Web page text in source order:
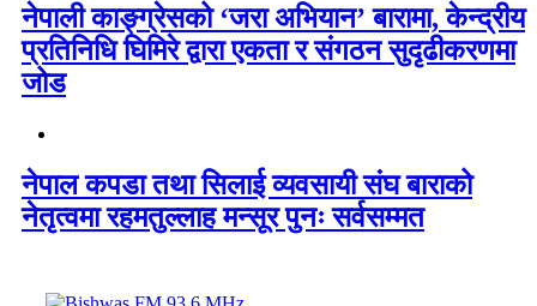
नेपाली काङ्ग्रेसको ‘जरा अभियान’ बारामा, केन्द्रीय
प्रतिनिधि घिमिरे द्वारा एकता र संगठन सुदृढीकरणमा
जोड
नेपाल कपडा तथा सिलाई व्यवसायी संघ बाराको
नेतृत्वमा रहमतुल्लाह मन्सूर पुनः सर्वसम्मत